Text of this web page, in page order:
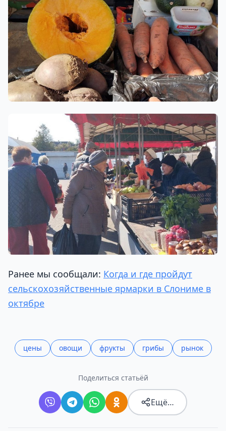
Ранее мы сообщали: Когда и где пройдут
сельскохозяйственные ярмарки в Слониме в
октябре
цены овощи фрукты грибы рынок
Поделиться статьёй
Ещё…